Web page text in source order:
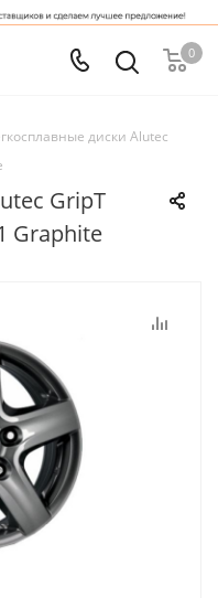
0
диски Alutec
GripT
Graphite